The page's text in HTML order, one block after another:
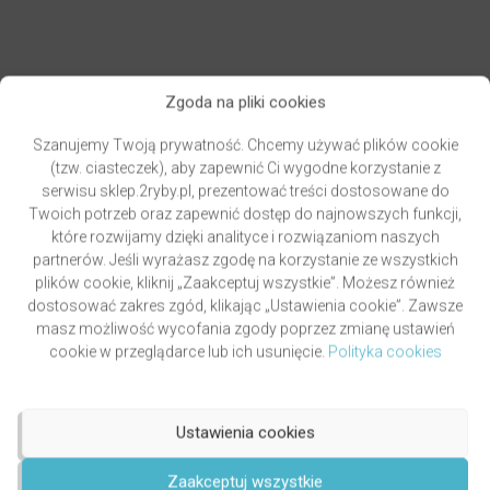
Zgoda na pliki cookies
Szanujemy Twoją prywatność. Chcemy używać plików cookie
(tzw. ciasteczek), aby zapewnić Ci wygodne korzystanie z
serwisu sklep.2ryby.pl, prezentować treści dostosowane do
Twoich potrzeb oraz zapewnić dostęp do najnowszych funkcji,
które rozwijamy dzięki analityce i rozwiązaniom naszych
partnerów. Jeśli wyrażasz zgodę na korzystanie ze wszystkich
plików cookie, kliknij „Zaakceptuj wszystkie”. Możesz również
dostosować zakres zgód, klikając „Ustawienia cookie”. Zawsze
masz możliwość wycofania zgody poprzez zmianę ustawień
cookie w przeglądarce lub ich usunięcie. Polityka cookies
Zaakceptuj wszystkie
Ustawienia cookies
PAWLUKIEWICZ | BECZ I DZWOŃ DZWONECZKIEM
autorks. Piotr Pawlukiewicz
4.99
na 5.
49,00 zł
DODAJ DO KOSZYKA